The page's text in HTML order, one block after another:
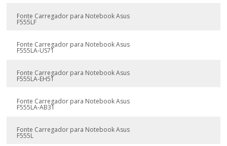
Fonte Carregador para Notebook Asus
F555LF
Fonte Carregador para Notebook Asus
F555LA-US71
Fonte Carregador para Notebook Asus
F555LA-EH51
Fonte Carregador para Notebook Asus
F555LA-AB31
Fonte Carregador para Notebook Asus
F555L